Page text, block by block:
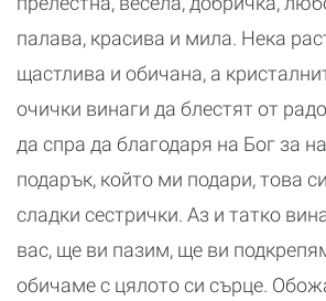
палава, красива и мила. Нека
щастлива и обичана, а
очички винаги да блестят от
да спра да благодаря на Бог за
подарък, който ми подари, това
сладки сестрички. Аз и татко
вас, ще ви пазим, ще ви
обичаме с цялото си сърце.